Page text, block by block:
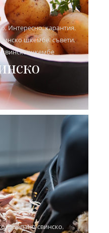
,Интересно,карантия,
шкембе,съвети,
свинско шкембе
,дърпано свинско,